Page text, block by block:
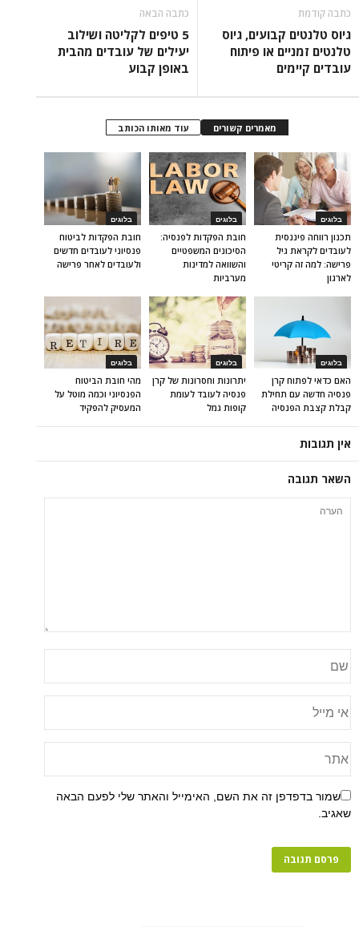
כתבה קודמת
גיוס טלנטים קבועים, גיוס
טלנטים זמניים או פיתוח
עובדים קיימים
כתבה הבאה
5 טיפים לקליטה ושילוב
יעילים של עובדים מהבית
באופן קבוע
מאמרים קשורים עוד מאותו הכותב
בלוגים
חובת הפקדות לביטוח
פנסיוני לעובדים חדשים
ולעובדים לאחר פרישה
בלוגים
חובת הפקדות לפנסיה:
הסיכונים המשפטיים
והשוואה למדינות
מערביות
בלוגים
תכנון רווחה פיננסית
לעובדים לקראת גיל
פרישה: למה זה קריטי
לארגון
בלוגים
מהי חובת הביטוח
הפנסיוני וכמה מוטל על
המעסיק להפקיד
בלוגים
יתרונות וחסרונות של קרן
פנסיה לעובד לעומת
קופות גמל
בלוגים
האם כדאי לפתוח קרן
פנסיה חדשה עם תחילת
קבלת קצבת הפנסיה
אין תגובות
השאר תגובה
שמור בדפדפן זה את השם, האימייל והאתר שלי לפעם הבאה
שאגיב.